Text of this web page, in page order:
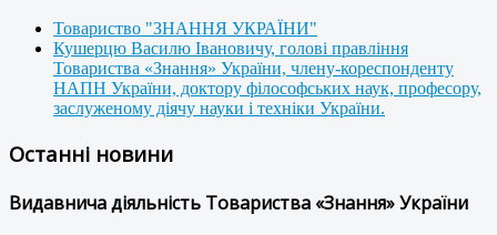
Товариство "ЗНАННЯ УКРАЇНИ"
Кушерцю Василю Івановичу, голові правління
Товариства «Знання» України, члену-кореспонденту
НАПН України, доктору філософських наук, професору,
заслуженому діячу науки і техніки України.
Останні новини
Видавнича діяльність Товариства «Знання» України